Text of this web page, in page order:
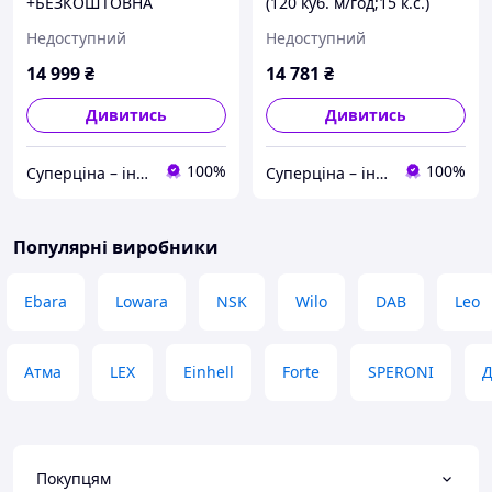
бензинова для брудної
води (60куб.м/год) 120109
Недоступний
14 999₴
Дивитись
Суперціна – інтернет-магазин: supertsena.com.ua 100%
ДОСТАВКА! КЕНТАВР,
бензинова, патрубки
Недоступний
14 781 ₴
Дивитись
Суперціна – інтернет-магазин: supertsena.com.ua 100%
Популярні виробники
Ebara Lowara NSK Wilo DAB Leo
Атма LEX Einhell Forte SPERONI
Покупцям